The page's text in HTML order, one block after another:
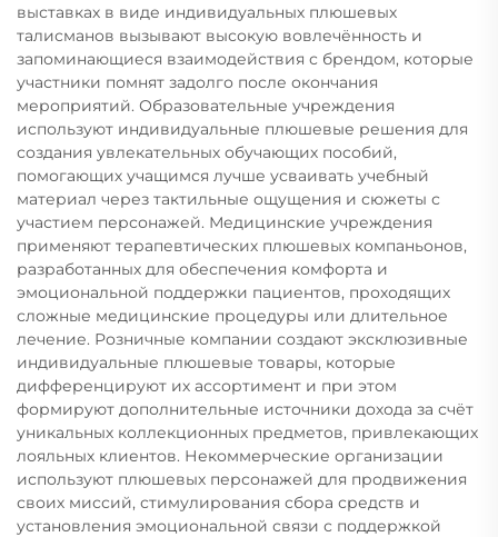
выставках в виде индивидуальных плюшевых
талисманов вызывают высокую вовлечённость и
запоминающиеся взаимодействия с брендом, которые
участники помнят задолго после окончания
мероприятий. Образовательные учреждения
используют индивидуальные плюшевые решения для
создания увлекательных обучающих пособий,
помогающих учащимся лучше усваивать учебный
материал через тактильные ощущения и сюжеты с
участием персонажей. Медицинские учреждения
применяют терапевтических плюшевых компаньонов,
разработанных для обеспечения комфорта и
эмоциональной поддержки пациентов, проходящих
сложные медицинские процедуры или длительное
лечение. Розничные компании создают эксклюзивные
индивидуальные плюшевые товары, которые
дифференцируют их ассортимент и при этом
формируют дополнительные источники дохода за счёт
уникальных коллекционных предметов, привлекающих
лояльных клиентов. Некоммерческие организации
используют плюшевых персонажей для продвижения
своих миссий, стимулирования сбора средств и
установления эмоциональной связи с поддержкой